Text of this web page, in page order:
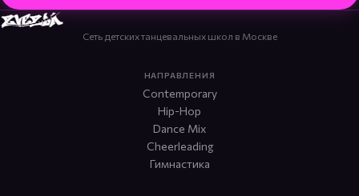
Сеть детских танцевальных школ в Москве
НАПРАВЛЕНИЯ
Contemporary
Hip-Hop
Dance Mix
Cheerleading
Гимнастика